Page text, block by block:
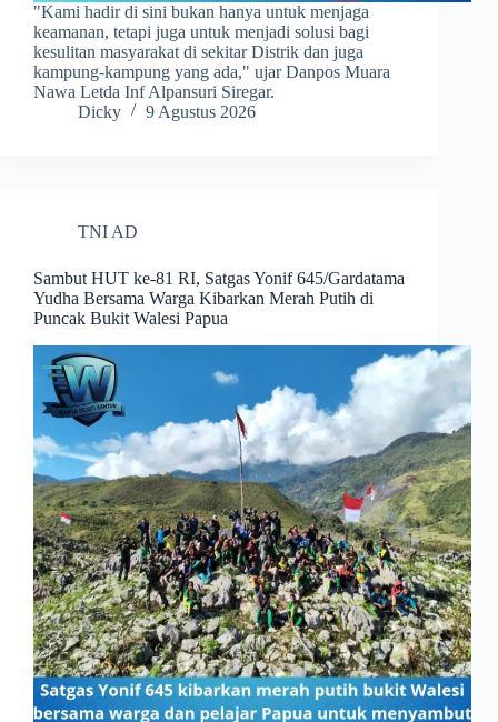
​"Kami hadir di sini bukan hanya untuk menjaga
keamanan, tetapi juga untuk menjadi solusi bagi
kesulitan masyarakat di sekitar Distrik dan juga
kampung-kampung yang ada," ujar Danpos Muara
Nawa Letda Inf Alpansuri Siregar.
Dicky
9 Agustus 2026
TNI AD
Sambut HUT ke-81 RI, Satgas Yonif 645/Gardatama
Yudha Bersama Warga Kibarkan Merah Putih di
Puncak Bukit Walesi Papua